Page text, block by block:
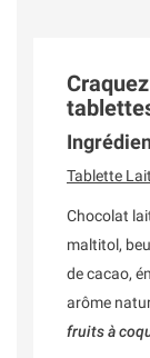
Tablette
Chocolat
maltitol,
de cacao,
arôme
fruits à